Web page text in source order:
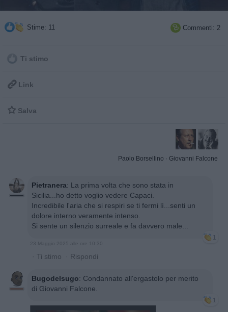
Stime: 11  Commenti: 2
Ti stimo
 Link
 Salva
Paolo Borsellino · Giovanni Falcone
Pietranera: La prima volta che sono stata in
Sicilia...ho detto voglio vedere Capaci.
Incredibile l'aria che si respiri se ti fermi lì...senti un
dolore interno veramente intenso.
Si sente un silenzio surreale e fa davvero male...
1
23 Maggio 2025 alle ore 10:30
· Ti stimo · Rispondi
Bugodelsugo: Condannato all'ergastolo per merito
di Giovanni Falcone.
1